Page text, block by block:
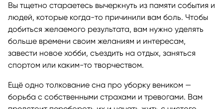
Вы тщетно стараетесь вычеркнуть из памяти события и
людей, которые когда-то причинили вам боль. Чтобы
добиться желаемого результата, вам нужно уделять
больше времени своим желаниям и интересам,
завести новое хобби, съездить на отдых, заняться
спортом или каким-то творчеством.
Ещё одно толкование сна про уборку веником —
борьба с собственными страхами и тревогами. Вам